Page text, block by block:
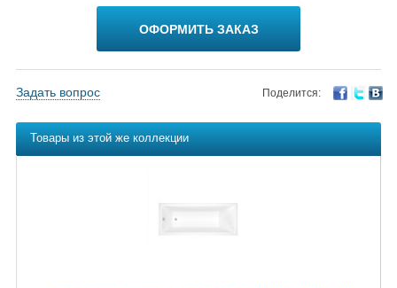
ОФОРМИТЬ ЗАКАЗ
Задать вопрос Поделится:
Товары из этой же коллекции